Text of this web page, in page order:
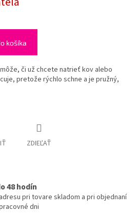
košíka
či už chcete natrieť kov alebo
pretože rýchlo schne a je pružný,
ZDIEĽAŤ
48 hodín
pri tovare skladom a pri objednaní
dni